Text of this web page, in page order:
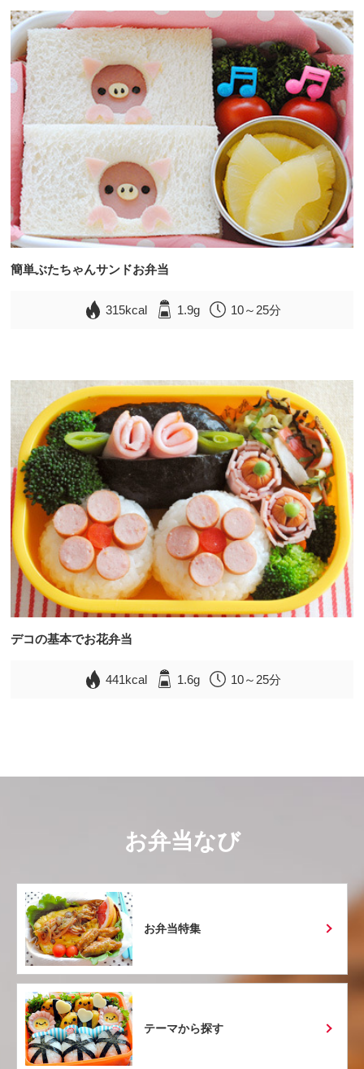
簡単ぶたちゃんサンドお弁当
315kcal 1.9g 10～25分
デコの基本でお花弁当
441kcal 1.6g 10～25分
お弁当なび
お弁当特集
テーマから探す